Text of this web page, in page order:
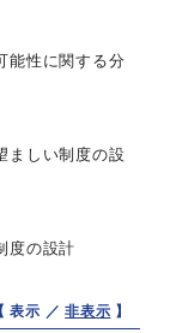
能性に関する分
ましい制度の設
度の設計
表示 ／非表示 】